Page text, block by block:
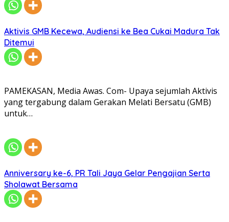
Aktivis GMB Kecewa, Audiensi ke Bea Cukai Madura Tak
Ditemui
PAMEKASAN, Media Awas. Com- Upaya sejumlah Aktivis
yang tergabung dalam Gerakan Melati Bersatu (GMB)
untuk…
Anniversary ke-6, PR Tali Jaya Gelar Pengajian Serta
Sholawat Bersama